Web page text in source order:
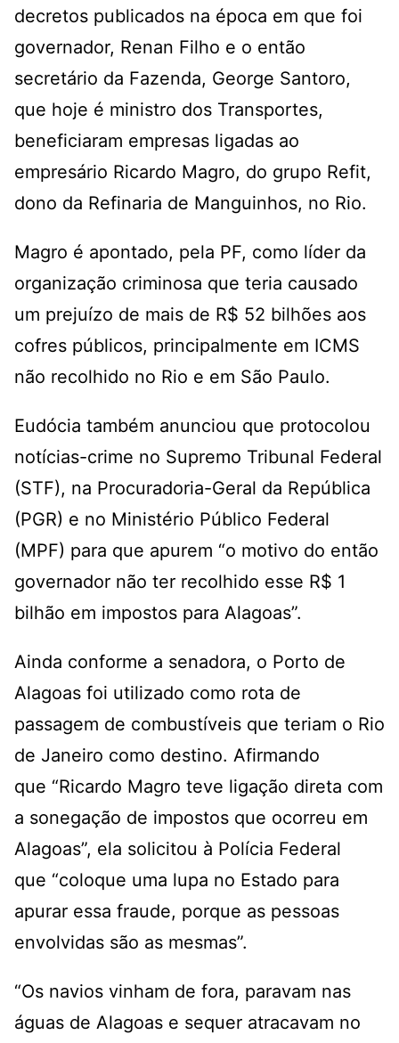
decretos publicados na época em que foi
governador, Renan Filho e o então
secretário da Fazenda, George Santoro,
que hoje é ministro dos Transportes,
beneficiaram empresas ligadas ao
empresário Ricardo Magro, do grupo Refit,
dono da Refinaria de Manguinhos, no Rio.
Magro é apontado, pela PF, como líder da
organização criminosa que teria causado
um prejuízo de mais de R$ 52 bilhões aos
cofres públicos, principalmente em ICMS
não recolhido no Rio e em São Paulo.
Eudócia também anunciou que protocolou
notícias-crime no Supremo Tribunal Federal
(STF), na Procuradoria-Geral da República
(PGR) e no Ministério Público Federal
(MPF) para que apurem “o motivo do então
governador não ter recolhido esse R$ 1
bilhão em impostos para Alagoas”.
Ainda conforme a senadora, o Porto de
Alagoas foi utilizado como rota de
passagem de combustíveis que teriam o Rio
de Janeiro como destino. Afirmando
que “Ricardo Magro teve ligação direta com
a sonegação de impostos que ocorreu em
Alagoas”, ela solicitou à Polícia Federal
que “coloque uma lupa no Estado para
apurar essa fraude, porque as pessoas
envolvidas são as mesmas”.
“Os navios vinham de fora, paravam nas
águas de Alagoas e sequer atracavam no